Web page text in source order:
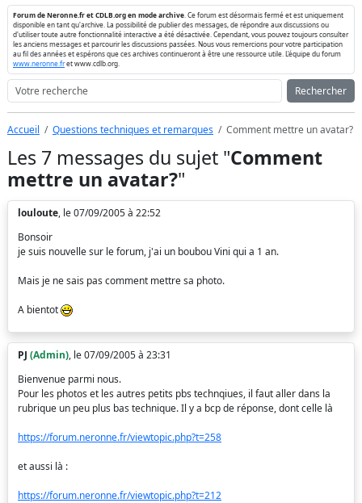
Forum de Neronne.fr et CDLB.org en mode archive . Ce forum est désormais fermé et est uniquement
disponible en tant qu'archive. La possibilité de publier des messages, de répondre aux discussions ou
d'utiliser toute autre fonctionnalité interactive a été désactivée. Cependant, vous pouvez toujours consulter
les anciens messages et parcourir les discussions passées. Nous vous remercions pour votre participation
au fil des années et espérons que ces archives continueront à être une ressource utile. L'équipe du forum
www.neronne.fret www.cdlb.org.
Rechercher
Accueil Questions techniques et remarques Comment mettre un avatar?
Les 7 messages du sujet "Comment
mettre un avatar?"
louloute, le 07/09/2005 à 22:52
Bonsoir
je suis nouvelle sur le forum, j'ai un boubou Vini qui a 1 an.
Mais je ne sais pas comment mettre sa photo.
A bientot
PJ (Admin), le 07/09/2005 à 23:31
Bienvenue parmi nous.
Pour les photos et les autres petits pbs technqiues, il faut aller dans la
rubrique un peu plus bas technique. Il y a bcp de réponse, dont celle là
https://forum.neronne.fr/viewtopic.php?t=258
et aussi là :
https://forum.neronne.fr/viewtopic.php?t=212